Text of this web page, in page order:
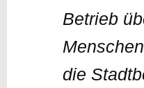
Betrieb
die